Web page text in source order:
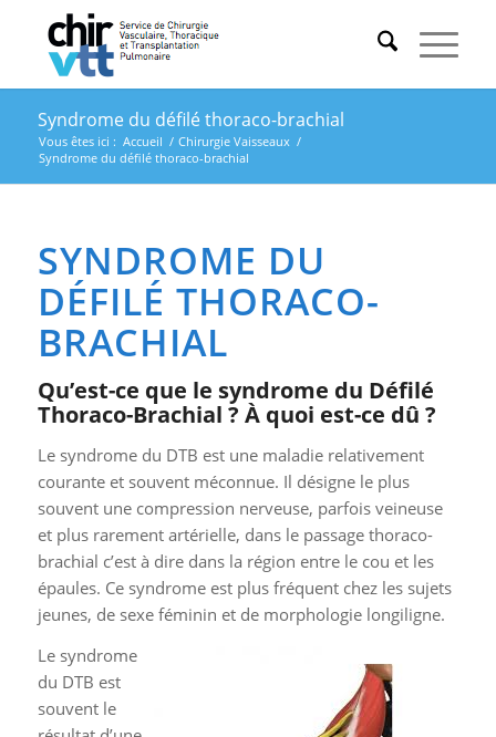
Syndrome du défilé thoraco-brachial
Vous êtes ici : Accueil / Chirurgie Vaisseaux /
Syndrome du défilé thoraco-brachial
SYNDROME DU
DÉFILÉ THORACO-
BRACHIAL
Qu’est-ce que le syndrome du Défilé
Thoraco-Brachial ? À quoi est-ce dû ?
Le syndrome du DTB est une maladie relativement
courante et souvent méconnue. Il désigne le plus
souvent une compression nerveuse, parfois veineuse
et plus rarement artérielle, dans le passage thoraco-
brachial c’est à dire dans la région entre le cou et les
épaules. Ce syndrome est plus fréquent chez les sujets
jeunes, de sexe féminin et de morphologie longiligne.
Le syndrome
du DTB est
souvent le